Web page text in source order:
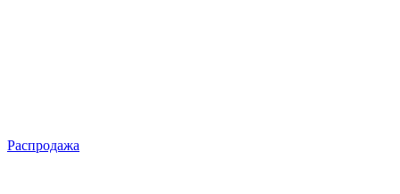
Распродажа